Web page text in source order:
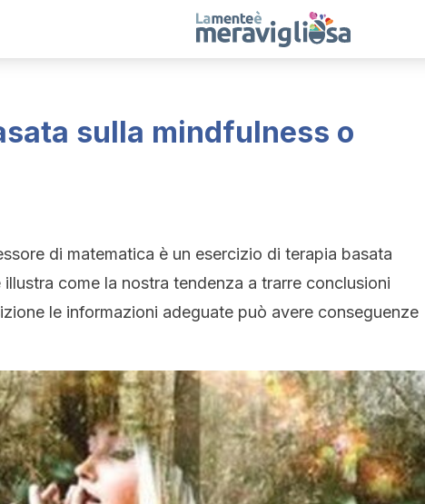
sulla mindfulness o
di matematica è un esercizio di terapia basata
come la nostra tendenza a trarre conclusioni
le informazioni adeguate può avere conseguenze